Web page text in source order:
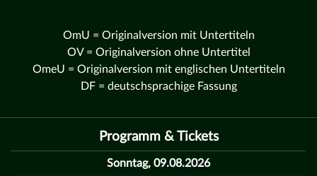
OmU = Originalversion mit Untertiteln
OV = Originalversion ohne Untertitel
OmeU = Originalversion mit englischen Untertiteln
DF = deutschsprachige Fassung
Programm & Tickets
Sonntag, 09.08.2026